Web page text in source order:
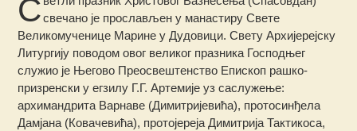
Ссвечано је прослављен у манастиру Свете
Великомученице Марине у Дудовици. Свету Архијерејску
Литургију поводом овог великог празника Господњег
служио је Његово Преосвештенство Епископ рашко-
призренски у егзилу Г.Г. Артемије уз саслужење:
архимандрита Варнаве (Димитријевића), протосинђела
Дамјана (Ковачевића), протојереја Димитрија Тактикоса,